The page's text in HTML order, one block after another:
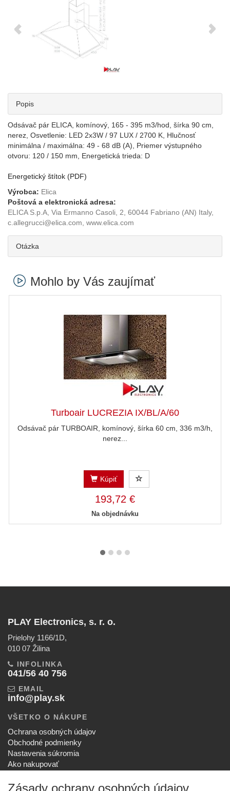
Popis
Odsávač pár ELICA, komínový, 165 - 395 m3/hod, šírka 90 cm,
nerez, Osvetlenie: LED 2x3W / 97 LUX / 2700 K, Hlučnosť
minimálna / maximálna: 49 - 68 dB (A), Priemer výstupného
otvoru: 120 / 150 mm, Energetická trieda: D
Energetický štítok (PDF)
Výrobca: Elica
Poštová a elektronická adresa:
ELICA S.p.A, Via Ermanno Casoli, 2, 60044 Fabriano (AN) Italy,
c.allegrucci@elica.com, www.elica.com
Otázka
Mohlo by Vás zaujímať
Turboair LUCREZIA IX/BL/A/60
Odsávač pár TURBOAIR, komínový, šírka 60 cm, 336 m3/h,
nerez...
Kúpiť
193,72 €
Na objednávku
PLAY Electronics, s. r. o.
Prielohy 1166/1D,
010 07 Žilina
INFOLINKA
041/56 40 756
EMAIL
info@play.sk
VŠETKO O NÁKUPE
Ochrana osobných údajov
Obchodné podmienky
Nastavenia súkromia
Ako nakupovať
SPOLOČNOSŤ
Zásady ochrany osobných údajov